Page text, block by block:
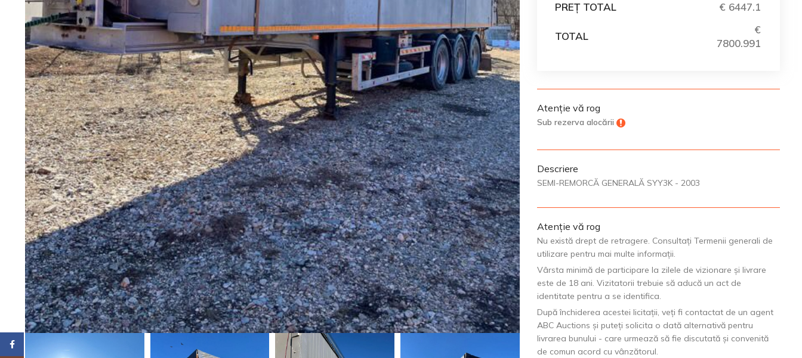
PREȚ TOTAL € 6447.1
TOTAL
€
7800.991
Atenție vă rog
Sub rezerva alocării
Descriere
SEMI-REMORCĂ GENERALĂ SYY3K - 2003
Atenție vă rog
Nu există drept de retragere. Consultați Termenii generali de
utilizare pentru mai multe informații.
Vârsta minimă de participare la zilele de vizionare și livrare
este de 18 ani. Vizitatorii trebuie să aducă un act de
identitate pentru a se identifica.
După închiderea acestei licitații, veți fi contactat de un agent
ABC Auctions și puteți solicita o dată alternativă pentru
livrarea bunului - care urmează să fie discutată și convenită
de comun acord cu vânzătorul.